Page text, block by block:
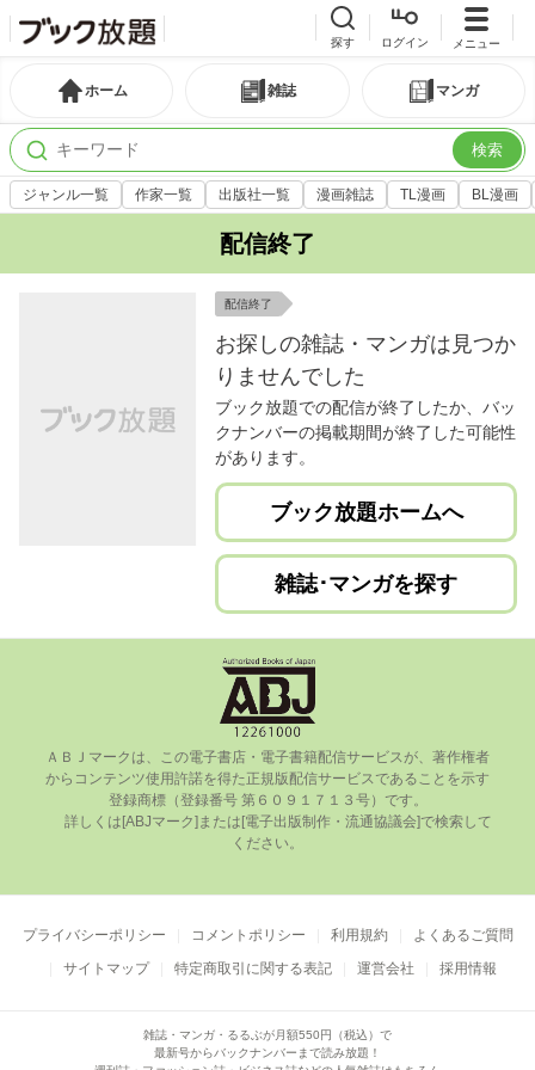
探す ログイン メニュー
ホーム 雑誌 マンガ
検索
ジャンル一覧 作家一覧 出版社一覧 漫画雑誌 TL漫画 BL漫画
配信終了
配信終了
お探しの雑誌・マンガは見つか
りませんでした
ブック放題での配信が終了したか、バッ
クナンバーの掲載期間が終了した可能性
があります。
ブック放題ホームへ
雑誌･マンガを探す
ＡＢＪマークは、この電⼦書店・電⼦書籍配信サービスが、著作権者
からコンテンツ使⽤許諾を得た正規版配信サービスであることを⽰す
登録商標（登録番号 第６０９１７１３号）です。
ください。
プライバシーポリシー コメントポリシー 利用規約
よくあるご質問
サイトマップ
特定商取引に関する表記 運営会社 採用情報
雑誌・マンガ・るるぶが月額550円（税込）で
最新号からバックナンバーまで読み放題！